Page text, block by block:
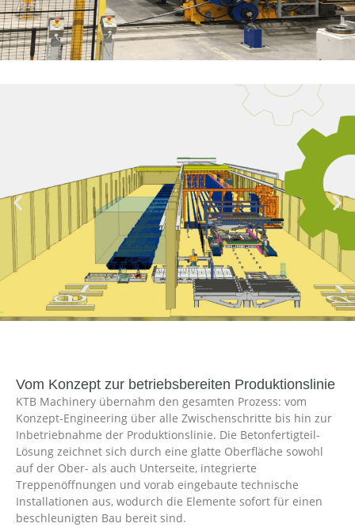
Vom Konzept zur betriebsbereiten Produktionslinie
KTB Machinery übernahm den gesamten Prozess: vom
Konzept-Engineering über alle Zwischenschritte bis hin zur
Inbetriebnahme der Produktionslinie. Die Betonfertigteil-
Lösung zeichnet sich durch eine glatte Oberfläche sowohl
auf der Ober- als auch Unterseite, integrierte
Treppenöffnungen und vorab eingebaute technische
Installationen aus, wodurch die Elemente sofort für einen
beschleunigten Bau bereit sind.